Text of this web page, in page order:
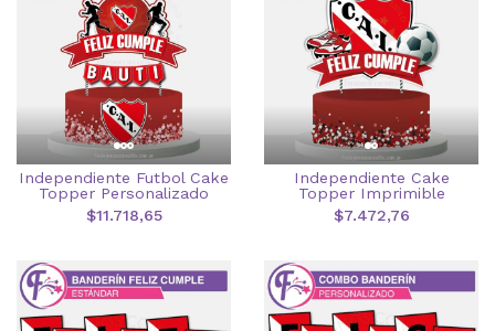
Independiente Futbol Cake
Topper Personalizado
$11.718,65
Independiente Cake
Topper Imprimible
$7.472,76